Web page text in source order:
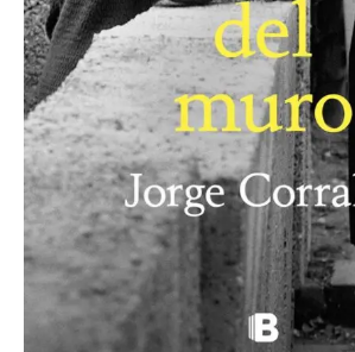
Cubero .
Encuentros Lectores
,
Briedis.
Exposiciones
Exposición actual
Exposiciones
Tres mujeres,
comisariada por
Martínez.
Territorios de la